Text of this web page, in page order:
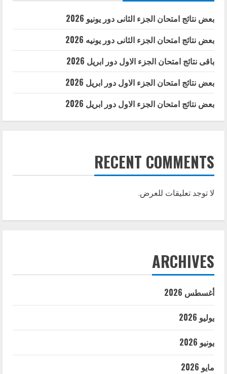
بعض نتائج امتحان الجزء الثانى دور يونيو 2026
بعض نتائج امتحان الجزء الثانى دور يونيه 2026
باقى نتائج امتحان الجزء الاول دور ابريل 2026
بعض نتائج امتحان الجزء الاول دور ابريل 2026
بعض نتائج امتحان الجزء الاول دور ابريل 2026
RECENT COMMENTS
لا توجد تعليقات للعرض.
ARCHIVES
أغسطس 2026
يوليو 2026
يونيو 2026
مايو 2026